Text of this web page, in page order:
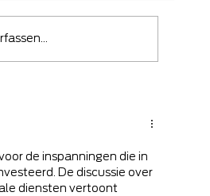
auf die richtige Reaktion
de inspanningen die in
De discussie over
diensten vertoont